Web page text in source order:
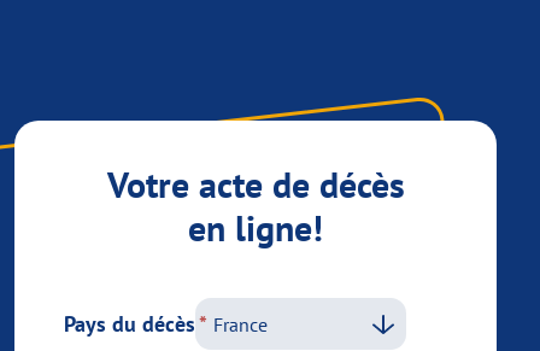
Votre acte de décès
en ligne!
Pays du décès